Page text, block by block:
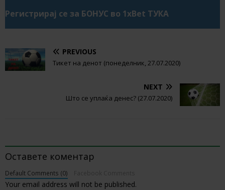
Регистрирај се за БОНУС во 1xBet ТУКА
PREVIOUS
Тикет на денот (понеделник, 27.07.2020)
NEXT
Што се уплаќа денес? (27.07.2020)
Оставете коментар
Default Comments (0)
Your email address will not be published.